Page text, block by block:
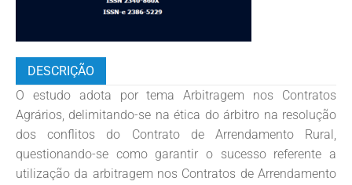
DESCRIÇÃO
O estudo adota por tema Arbitragem nos Contratos
Agrários, delimitando-se na ética do árbitro na resolução
dos conflitos do Contrato de Arrendamento Rural,
questionando-se como garantir o sucesso referente a
utilização da arbitragem nos Contratos de Arrendamento